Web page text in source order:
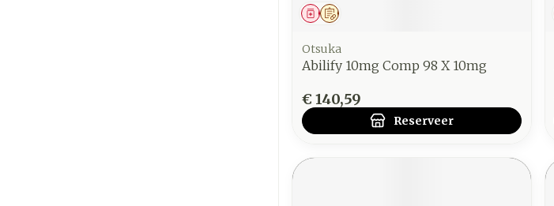
Op voorschrift
Geneesmiddel
Otsuka
Abilify 10mg Comp 98 X 10mg
€ 140,59
Reserveer